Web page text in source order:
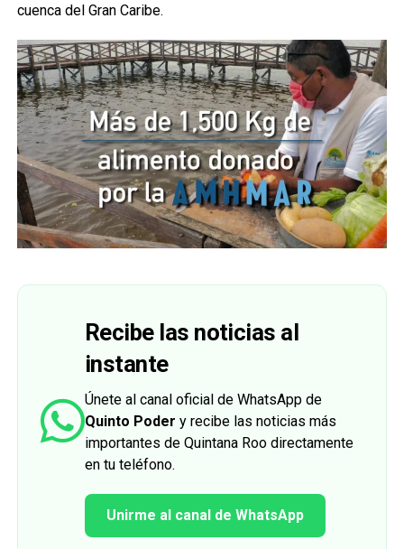
cuenca del Gran Caribe.
Recibe las noticias al
instante
Únete al canal oficial de WhatsApp de
Quinto Poder y recibe las noticias más
importantes de Quintana Roo directamente
en tu teléfono.
Unirme al canal de WhatsApp